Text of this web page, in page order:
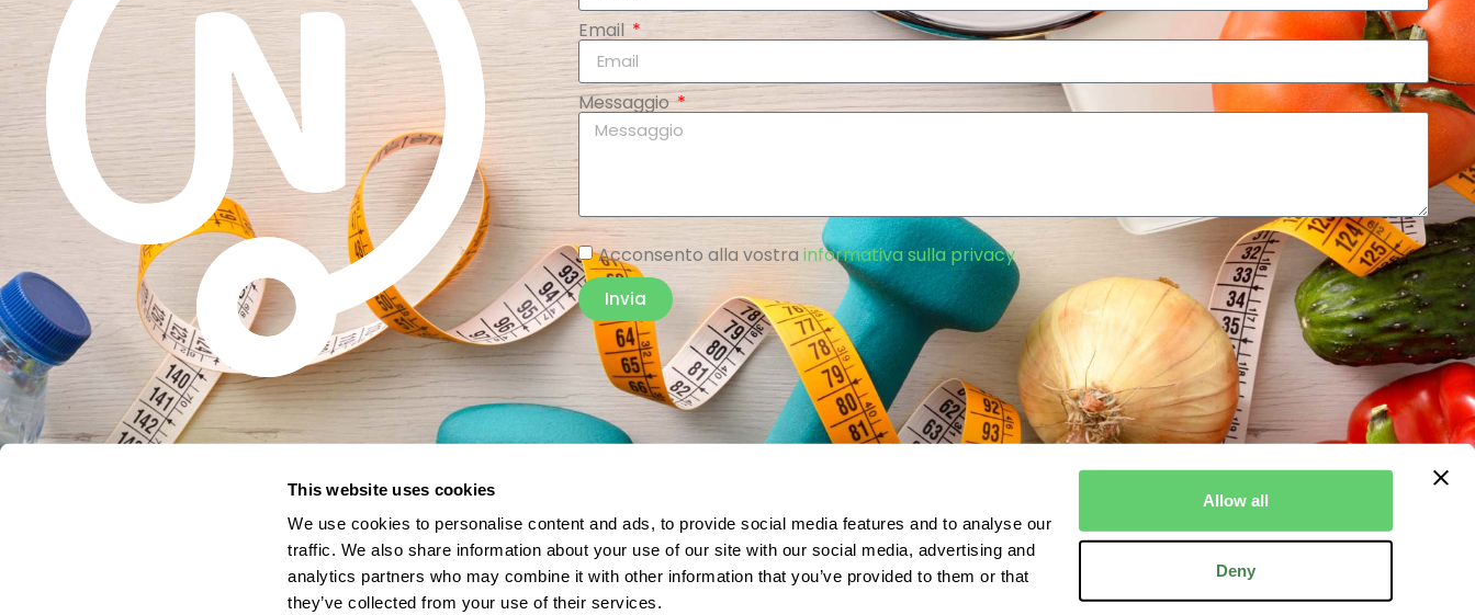
This website uses cookies
We use cookies to personalise content and ads, to provide social media features and to analyse our
traffic. We also share information about your use of our site with our social media, advertising and
analytics partners who may combine it with other information that you’ve provided to them or that
they’ve collected from your use of their services.
Allow all
Deny
Email
Messaggio
Acconsento alla vostrainformativa sulla privacy
Invia